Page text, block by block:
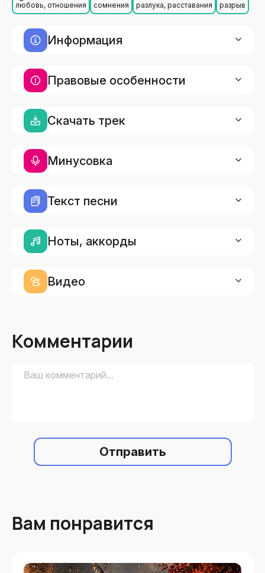
любовь, отношения сомнения разлука, расставания разрыв
Информация
Правовые особенности
Скачать трек
Минусовка
Текст песни
Ноты, аккорды
Видео
Комментарии
Отправить
Вам понравится